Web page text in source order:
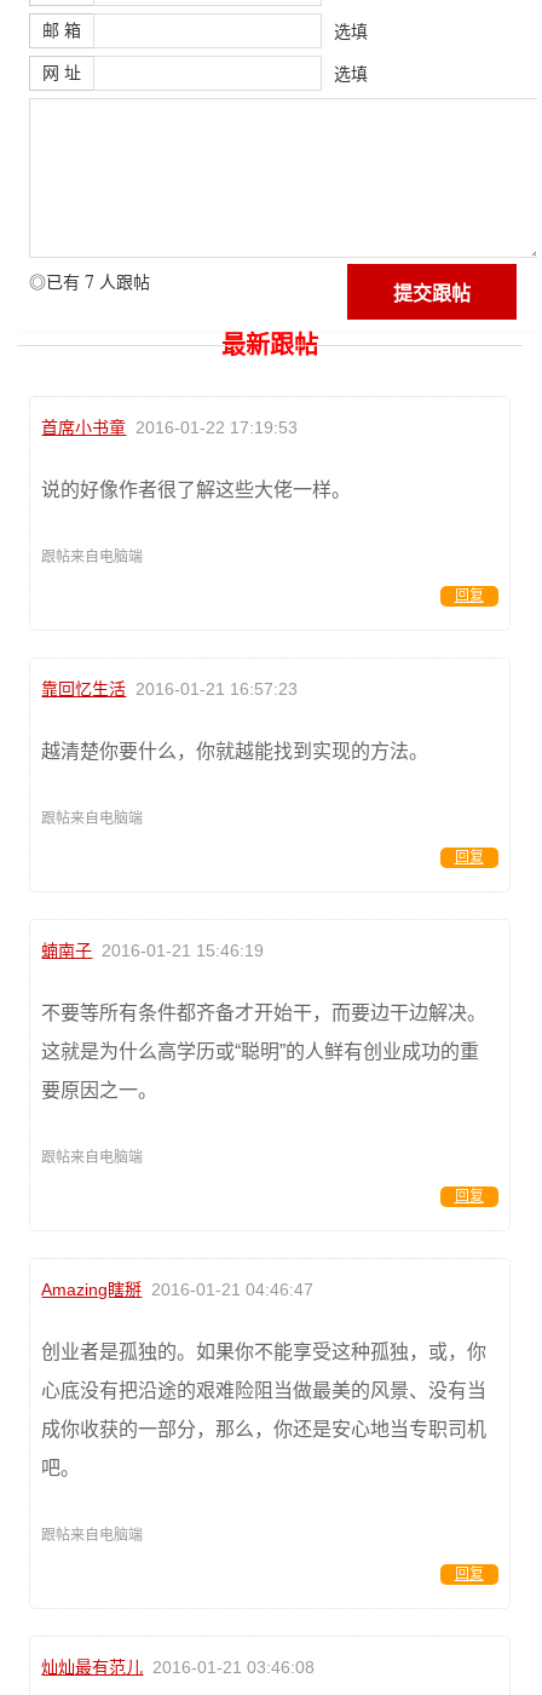
邮 箱 选填
网 址 选填
◎已有 7 人跟帖
最新跟帖
首席小书童 2016-01-22 17:19:53
说的好像作者很了解这些大佬一样。
跟帖来自电脑端
回复
靠回忆生活 2016-01-21 16:57:23
越清楚你要什么，你就越能找到实现的方法。
跟帖来自电脑端
回复
蝻南子 2016-01-21 15:46:19
不要等所有条件都齐备才开始干，而要边干边解决。
这就是为什么高学历或“聪明”的人鲜有创业成功的重
要原因之一。
跟帖来自电脑端
回复
Amazing瞎掰 2016-01-21 04:46:47
创业者是孤独的。如果你不能享受这种孤独，或，你
心底没有把沿途的艰难险阻当做最美的风景、没有当
成你收获的一部分，那么，你还是安心地当专职司机
吧。
跟帖来自电脑端
回复
灿灿最有范儿 2016-01-21 03:46:08